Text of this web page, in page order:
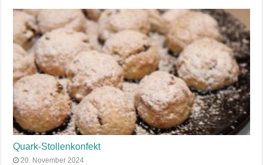
Quark-Stollenkonfekt
20. November 2024